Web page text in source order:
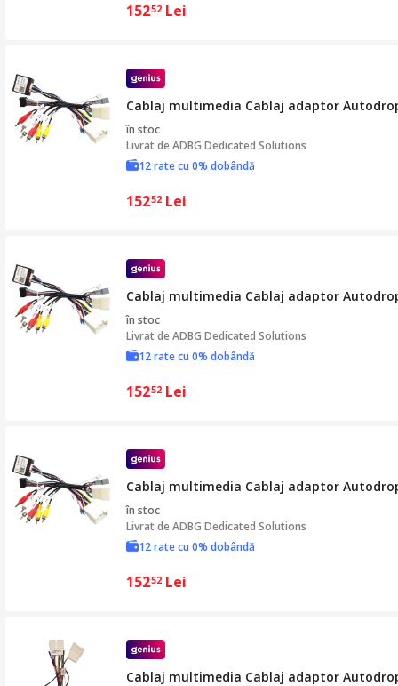
15252 Lei
Cablaj multimedia Cablaj adaptor
în stoc
Livrat deADBG Dedicated Solutions
12 rate cu 0% dobândă
15252 Lei
Cablaj multimedia Cablaj adaptor
în stoc
Livrat deADBG Dedicated Solutions
12 rate cu 0% dobândă
15252 Lei
Cablaj multimedia Cablaj adaptor
în stoc
Livrat deADBG Dedicated Solutions
12 rate cu 0% dobândă
15252 Lei
Cablaj multimedia Cablaj adaptor